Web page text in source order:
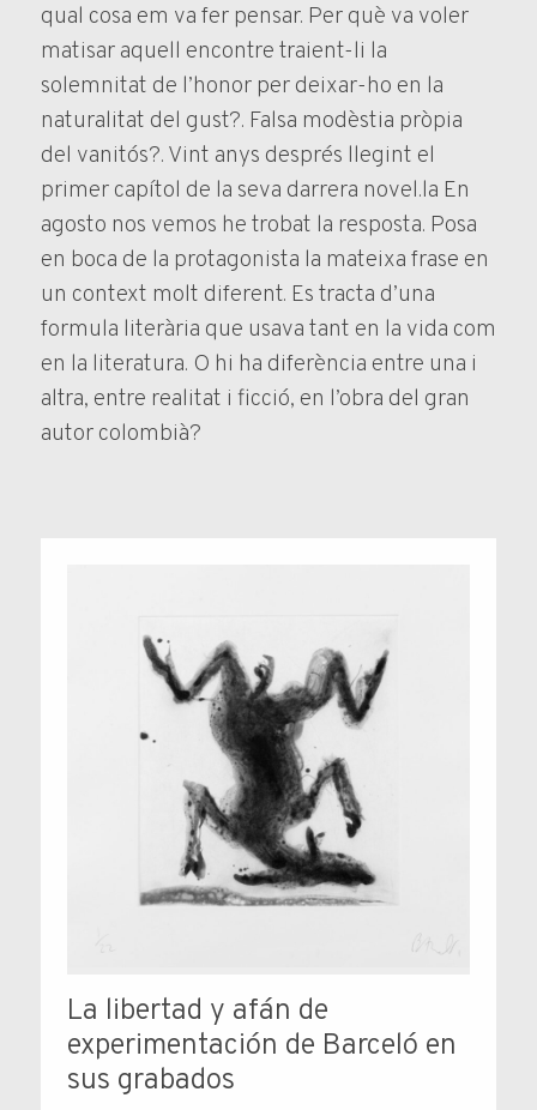
qual cosa em va fer pensar. Per què va voler
matisar aquell encontre traient-li la
solemnitat de l’honor per deixar-ho en la
naturalitat del gust?. Falsa modèstia pròpia
del vanitós?. Vint anys després llegint el
primer capítol de la seva darrera novel.la En
agosto nos vemos he trobat la resposta. Posa
en boca de la protagonista la mateixa frase en
un context molt diferent. Es tracta d’una
formula literària que usava tant en la vida com
en la literatura. O hi ha diferència entre una i
altra, entre realitat i ficció, en l’obra del gran
autor colombià?
La libertad y afán de
experimentación de Barceló en
sus grabados